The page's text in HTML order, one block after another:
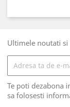
Ultimele noutati
Te poti dezabona
sa folosesti